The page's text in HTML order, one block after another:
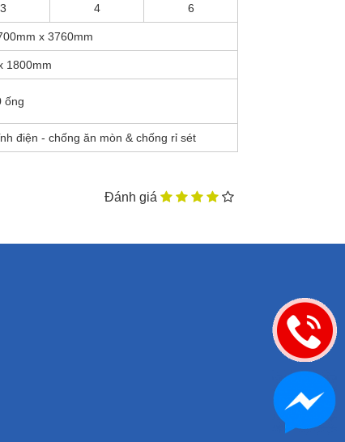
3 4
6
x 3760mm
1800mm
ống
điện - chống ăn mòn & chống rỉ sét
Đánh giá